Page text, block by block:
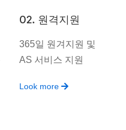
02. 원격지원
365일 원겨지원 및
AS 서비스 지원
Look more